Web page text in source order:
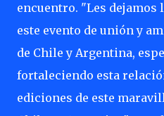
encuentro. "Les dejamos
este evento de unión y
de Chile y Argentina,
fortaleciendo esta
ediciones de este